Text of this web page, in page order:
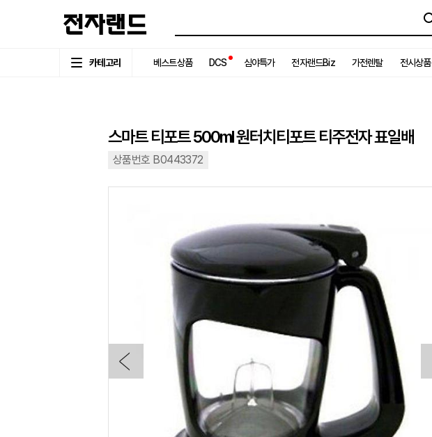
카테고리 베스트상품 DCS 심야특가 전자랜드Biz 가전렌탈 전시상품
스마트 티포트 500ml 원터치티포트 티주전자 표일배
상품번호 B0443372